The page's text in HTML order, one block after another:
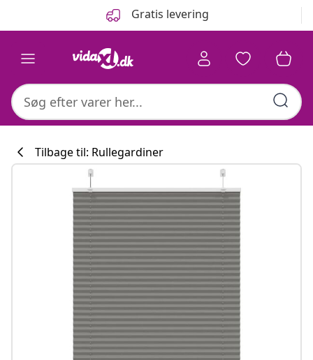
Gratis levering
#sharemevidaxl
Tilbage til: Rullegardiner